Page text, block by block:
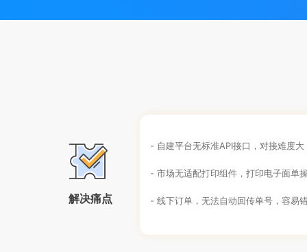
解决痛点
- 自建平台无标准API接口，对接难度大
- 市场无适配打印组件，打印电子面单
- 线下订单，无法自动回传单号，容易